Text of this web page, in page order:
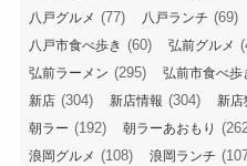
八戸グルメ (77) 八戸ランチ (69)
八戸市食べ歩き (60) 弘前グルメ
弘前ラーメン (295) 弘前市食べ歩
新店 (304) 新店情報 (304) 新
朝ラー (192) 朝ラーあおもり
浪岡グルメ (108) 浪岡ランチ